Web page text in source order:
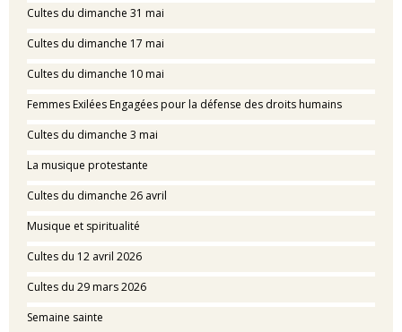
Cultes du dimanche 31 mai
Cultes du dimanche 17 mai
Cultes du dimanche 10 mai
Femmes Exilées Engagées pour la défense des droits humains
Cultes du dimanche 3 mai
La musique protestante
Cultes du dimanche 26 avril
Musique et spiritualité
Cultes du 12 avril 2026
Cultes du 29 mars 2026
Semaine sainte